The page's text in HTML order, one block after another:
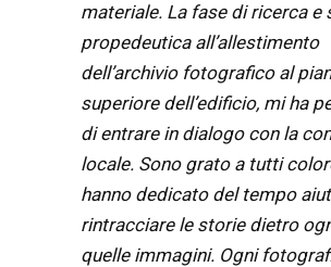
materiale. La fase di ricerca e
propedeutica all’allestimento
dell’archivio fotografico al
superiore dell’edificio, mi ha
di entrare in dialogo con la
locale. Sono grato a tutti
hanno dedicato del tempo
rintracciare le storie dietro
quelle immagini. Ogni